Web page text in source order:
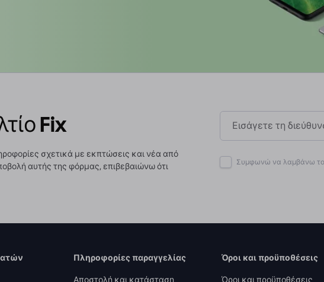
Fix
σχετικά με εκπτώσεις και νέα από
αυτής της φόρμας, επιβεβαιώνω ότι
Συμφωνώ να λαμβάνω το
Πληροφορίες παραγγελίας
Αποστολή και κατάσταση
Όροι και προϋποθέσεις
Όροι και προϋποθέσεις